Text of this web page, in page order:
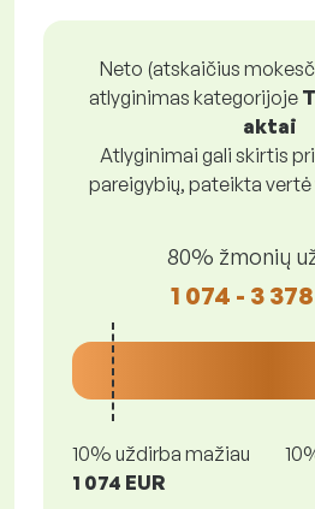
Neto (atskaičius
atlyginimas kategorijoje
aktai
Atlyginimai gali skirtis
pareigybių, pateikta
80% žmonių
1 074 - 3
10% uždirba mažiau
1 074 EUR